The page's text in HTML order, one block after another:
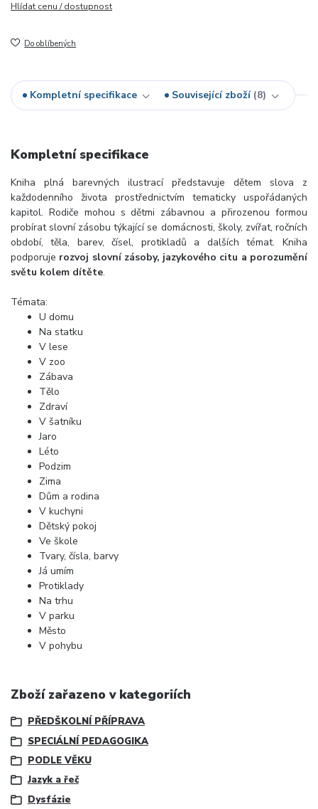
Hlídat cenu / dostupnost
Do oblíbených
Kompletní specifikace Související zboží 8
Kompletní specifikace
Kniha plná barevných ilustrací představuje dětem slova z
každodenního života prostřednictvím tematicky uspořádaných
kapitol. Rodiče mohou s dětmi zábavnou a přirozenou formou
probírat slovní zásobu týkající se domácnosti, školy, zvířat, ročních
období, těla, barev, čísel, protikladů a dalších témat. Kniha
podporuje rozvoj slovní zásoby, jazykového citu a porozumění
světu kolem dítěte.
Témata:
U domu
Na statku
V lese
V zoo
Zábava
Tělo
Zdraví
V šatníku
Jaro
Léto
Podzim
Zima
Dům a rodina
V kuchyni
Dětský pokoj
Ve škole
Tvary, čísla, barvy
Já umím
Protiklady
Na trhu
V parku
Město
V pohybu
Zboží zařazeno v kategoriích
PŘEDŠKOLNÍ PŘÍPRAVA
SPECIÁLNÍ PEDAGOGIKA
PODLE VĚKU
Jazyk a řeč
Dysfázie